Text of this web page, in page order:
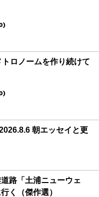
ロノームを作り続けて
朝エッセイと更
路「土浦ニューウェ
く（傑作選）